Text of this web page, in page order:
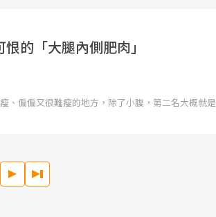
的「大腿內側肥肉」
、偏偏又很難瘦的地方，除了小腹，第二名大概就是